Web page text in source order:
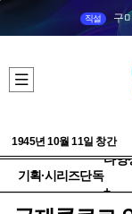
직설 구
1945년 10월 11일 창간
기획·시리즈단독
다양
+